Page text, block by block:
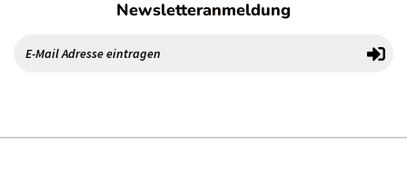
Newsletteranmeldung